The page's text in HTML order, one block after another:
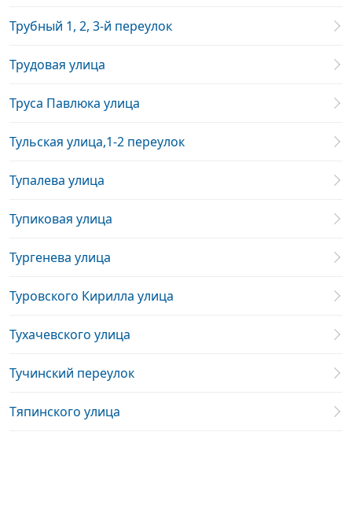
Трубный 1, 2, 3-й переулок
Трудовая улица
Труса Павлюка улица
Тульская улица,1-2 переулок
Тупалева улица
Тупиковая улица
Тургенева улица
Туровского Кирилла улица
Тухачевского улица
Тучинский переулок
Тяпинского улица